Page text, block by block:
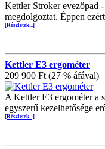
Kettler Stroker evezőpad
megdolgoztat. Éppen
[Részletek...]
Kettler E3 ergométer
209 900 Ft (27 % áfával)
A Kettler E3 ergométer a
egyszerű kezelhetősége
[Részletek...]